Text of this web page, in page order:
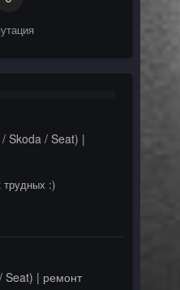
Skoda / Seat) |
трудных :)
Seat) | ремонт